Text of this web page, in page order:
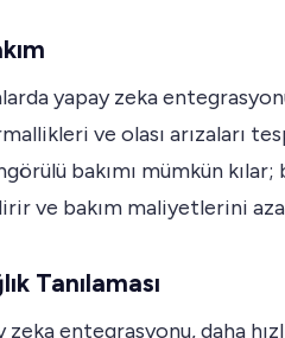
yapay zeka
ve olası arızaları
bakımı mümkün kılar;
ve bakım maliyetlerini
Tanılaması
zeka entegrasyonu, daha